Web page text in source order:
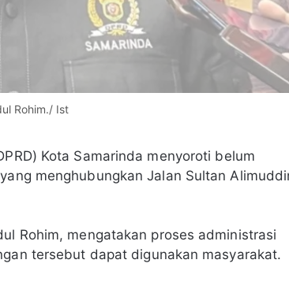
Rohim./ Ist
Kota Samarinda menyoroti belum
menghubungkan Jalan Sultan
Rohim, mengatakan proses administrasi
tersebut dapat digunakan masyarakat.